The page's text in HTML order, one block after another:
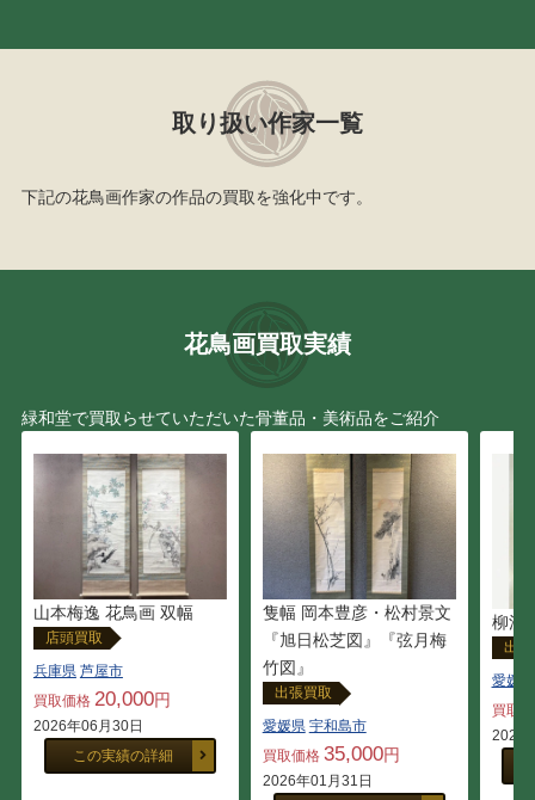
取り扱い作家一覧
下記の花鳥画作家の作品の買取を強化中です。
花鳥画買取実績
緑和堂で買取らせていただいた骨董品・美術品をご紹介
山本梅逸 花鳥画 双幅
店頭買取
兵庫県 芦屋市
買取価格 20,000円
2026年06月30日
この実績の詳細
隻幅 岡本豊彦・松村景文
『旭日松芝図』『弦月梅
竹図』
出張買取
愛媛県 宇和島市
買取価格 35,000円
2026年01月31日
柳沢
出
愛媛県
買取
2025